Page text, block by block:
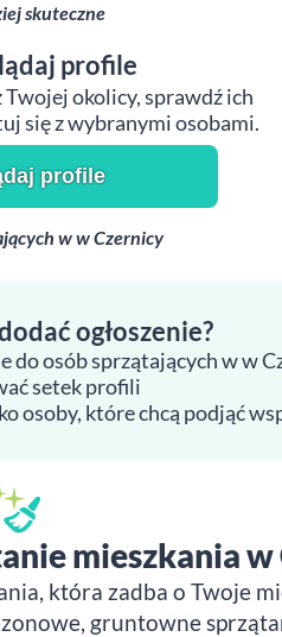
skuteczne
profile
okolicy, sprawdź ich
się z wybranymi osobami.
profile
w w Czernicy
ogłoszenie?
do osób sprzątających w w
setek profili
osoby, które chcą podjąć
mieszkania w
która zadba o Twoje
gruntowne